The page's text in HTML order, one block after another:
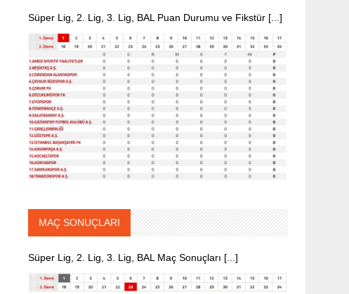
Süper Lig, 2. Lig, 3. Lig, BAL Puan Durumu ve Fikstür [...]
MAÇ SONUÇLARI
Süper Lig, 2. Lig, 3. Lig, BAL Maç Sonuçları [...]